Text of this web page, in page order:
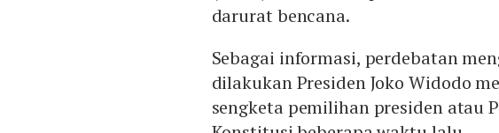
darurat bencana.
Sebagai informasi, perdebatan
dilakukan Presiden Joko Widodo
sengketa pemilihan presiden atau